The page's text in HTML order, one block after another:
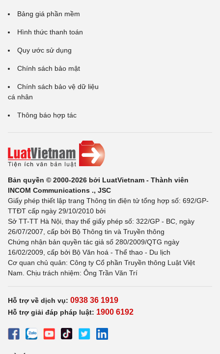
Bảng giá phần mềm
Hình thức thanh toán
Quy ước sử dụng
Chính sách bảo mật
Chính sách bảo vệ dữ liệu
cá nhân
Thông báo hợp tác
Bản quyền © 2000-2026 bởi LuatVietnam - Thành viên
INCOM Communications ., JSC
Giấy phép thiết lập trang Thông tin điện tử tổng hợp số: 692/GP-
TTĐT cấp ngày 29/10/2010 bởi
Sở TT-TT Hà Nội, thay thế giấy phép số: 322/GP - BC, ngày
26/07/2007, cấp bởi Bộ Thông tin và Truyền thông
Chứng nhận bản quyền tác giả số 280/2009/QTG ngày
16/02/2009, cấp bởi Bộ Văn hoá - Thể thao - Du lịch
Cơ quan chủ quản: Công ty Cổ phần Truyền thông Luật Việt
Nam. Chịu trách nhiệm: Ông Trần Văn Trí
Hỗ trợ về dịch vụ: 0938 36 1919
Hỗ trợ giải đáp pháp luật: 1900 6192